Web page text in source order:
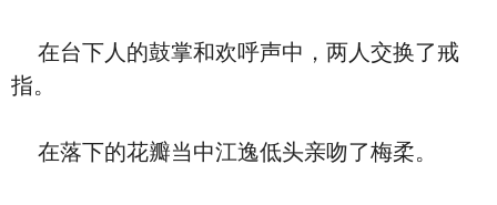
在台下人的鼓掌和欢呼声中，两人交换了戒
指。
在落下的花瓣当中江逸低头亲吻了梅柔。